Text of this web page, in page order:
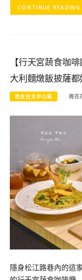
CONTINUE READING
【行天宮蔬食咖
大利麵燉飯披薩
吃在台北中山區 周花
隱身松江路巷內的這